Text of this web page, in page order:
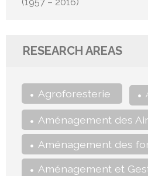
RESEARCH AREAS
Agroforesterie
Aménagement des
Aménagement des
Aménagement et